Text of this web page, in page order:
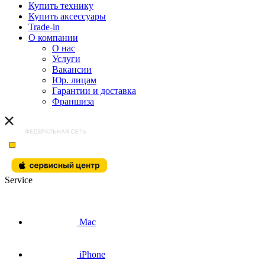
Купить технику
Купить аксессуары
Trade-in
О компании
О нас
Услуги
Вакансии
Юр. лицам
Гарантии и доставка
Франшиза
Service
Mac
iPhone